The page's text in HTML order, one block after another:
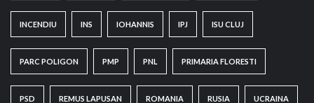
INCENDIU INS IOHANNIS IPJ ISU CLUJ
PARC POLIGON PMP PNL PRIMARIA FLORESTI
PSD REMUS LAPUSAN ROMANIA RUSIA UCRAINA